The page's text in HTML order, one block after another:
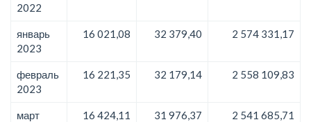
2022
январь
2023
16 021,08 32 379,40 2 574 331,17
февраль
2023
16 221,35 32 179,14 2 558 109,83
март
16 424,11 31 976,37 2 541 685,71